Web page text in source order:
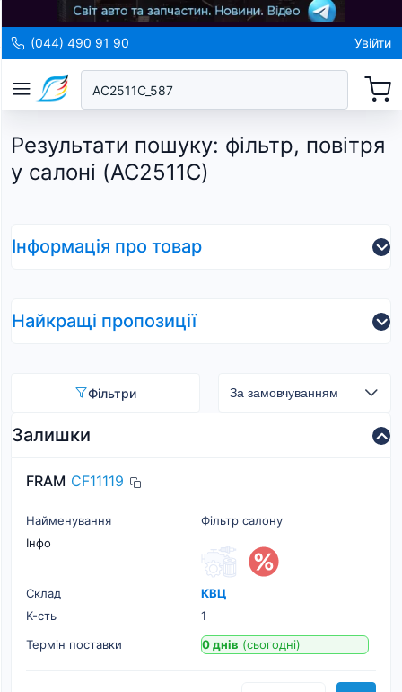
(044) 490 91 90 Увійти
Результати пошуку: фільтр, повітря
у салоні (AC2511C)
Інформація про товар
Найкращі пропозиції
Фільтри
Залишки
FRAM CF11119
Найменування
Фільтр салону
Інфо
Склад
КВЦ
К-cть
1
Термін поставки
0 днів (сьогодні)